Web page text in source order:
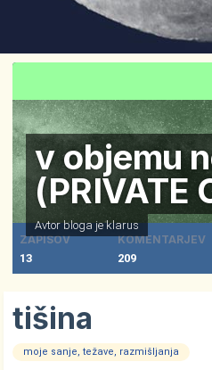
v objemu
(PRIVATE
Avtor bloga jeklarus
ZAPISOV
13
KOMENTARJEV
209
tišina
moje sanje, težave, razmišljanja